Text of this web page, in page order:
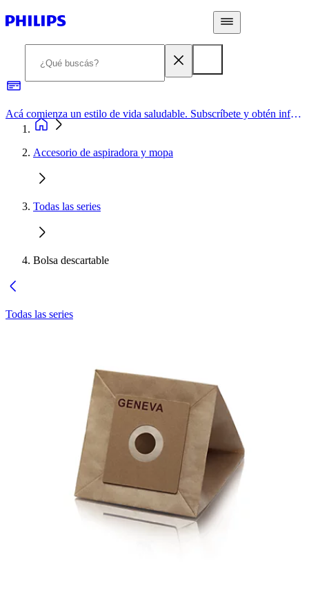
Acá comienza un estilo de vida saludable. Subscríbete y obtén información de primera mano
Accesorio de aspiradora y mopa
Todas las series
Bolsa descartable
Todas las series